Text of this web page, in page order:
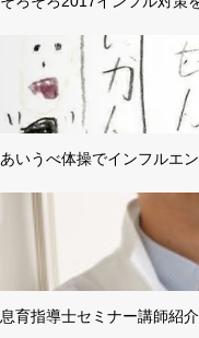
あいうべ体操でインフルエ
息育指導士セミナー講師紹介